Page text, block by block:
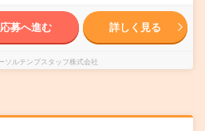
応募へ進む 詳しく見る
ソルテンプスタッフ株式会社